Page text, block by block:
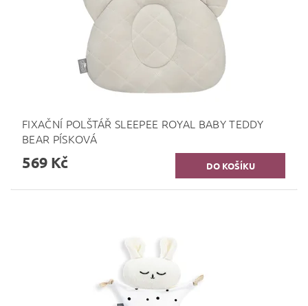
FIXAČNÍ POLŠTÁŘ SLEEPEE ROYAL BABY TEDDY
BEAR PÍSKOVÁ
569 Kč